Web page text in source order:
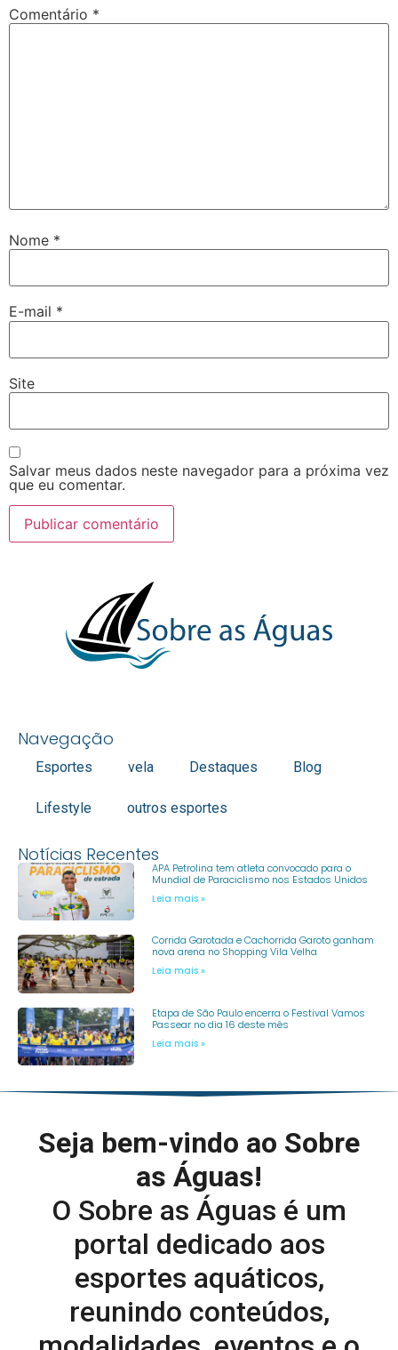
Comentário *
Nome *
E-mail *
Site
Salvar meus dados neste navegador para a próxima vez
que eu comentar.
Navegação
Esportes vela Destaques Blog
Lifestyle outros esportes
Notícias Recentes
APA Petrolina tem atleta convocado para o
Mundial de Paraciclismo nos Estados Unidos
Leia mais »
Corrida Garotada e Cachorrida Garoto ganham
nova arena no Shopping Vila Velha
Leia mais »
Etapa de São Paulo encerra o Festival Vamos
Passear no dia 16 deste mês
Leia mais »
Seja bem-vindo ao Sobre
as Águas!
O Sobre as Águas é um
portal dedicado aos
esportes aquáticos,
reunindo conteúdos,